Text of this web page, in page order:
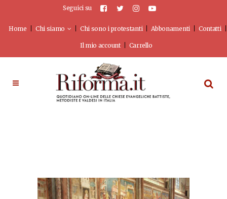
Seguici su
Home Chi siamo Chi sono i protestanti Abbonamenti Contatti
Il mio account Carrello